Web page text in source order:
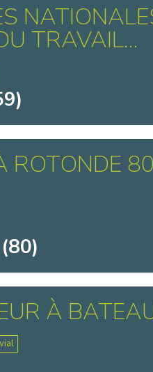
TRAVAIL...
ROTONDE 80
À